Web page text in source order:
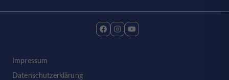
Impressum
Datenschutzerklärung